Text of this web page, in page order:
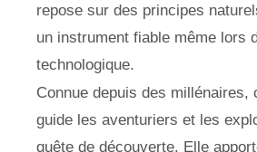
repose sur des principes
un instrument fiable même lors
technologique.
Connue depuis des millénaires,
guide les aventuriers et les
quête de découverte. Elle